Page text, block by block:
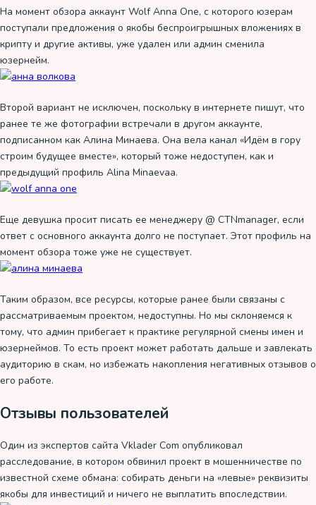
На момент обзора аккаунт Wolf Anna One, с которого юзерам
поступали предложения о якобы беспроигрышных вложениях в
крипту и другие активы, уже удален или админ сменила
юзернейм.
Второй вариант не исключен, поскольку в интернете пишут, что
ранее те же фотографии встречали в другом аккаунте,
подписанном как Алина Минаева. Она вела канал «Идём в гору
строим будущее вместе», который тоже недоступен, как и
предыдущий профиль Alina Minaevaa.
Еще девушка просит писать ее менеджеру @ CTNmanager, если
ответ с основного аккаунта долго не поступает. Этот профиль на
момент обзора тоже уже не существует.
Таким образом, все ресурсы, которые ранее были связаны с
рассматриваемым проектом, недоступны. Но мы склоняемся к
тому, что админ прибегает к практике регулярной смены имен и
юзернеймов. То есть проект может работать дальше и завлекать
аудиторию в скам, но избежать накопления негативных отзывов о
его работе.
Отзывы пользователей
Один из экспертов сайта Vklader Com опубликовал
расследование, в котором обвинил проект в мошенничестве по
известной схеме обмана: собирать деньги на «левые» реквизиты
якобы для инвестиций и ничего не выплатить впоследствии.